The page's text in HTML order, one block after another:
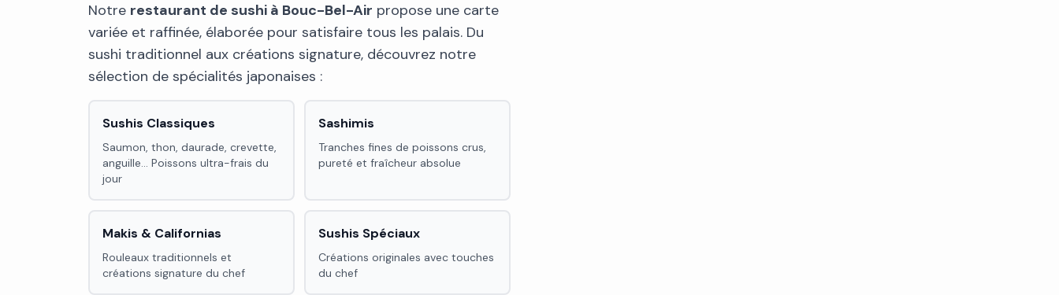
Notre restaurant de sushi à Bouc-Bel-Air propose une carte
variée et raffinée, élaborée pour satisfaire tous les palais. Du
sushi traditionnel aux créations signature, découvrez notre
sélection de spécialités japonaises :
Sushis Classiques
Saumon, thon, daurade, crevette,
anguille... Poissons ultra-frais du
jour
Sashimis
Tranches fines de poissons crus,
pureté et fraîcheur absolue
Makis & Californias
Rouleaux traditionnels et
créations signature du chef
Sushis Spéciaux
Créations originales avec touches
du chef